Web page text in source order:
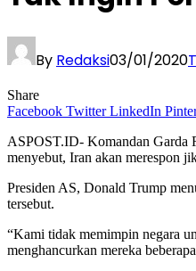
By Redaksi03/01/2020
Share
Facebook Twitter LinkedIn
ASPOST.ID- Komandan Garda
menyebut, Iran akan merespon
Presiden AS, Donald Trump
tersebut.
“Kami tidak memimpin negara
menghancurkan mereka